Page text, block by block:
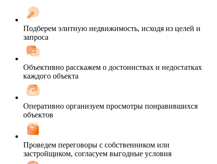
Подберем элитную недвижимость, исходя из целей и
запроса
Объективно расскажем о достоинствах и недостатках
каждого объекта
Оперативно организуем просмотры понравившихся
объектов
Проведем переговоры с собственником или
застройщиком, согласуем выгодные условия